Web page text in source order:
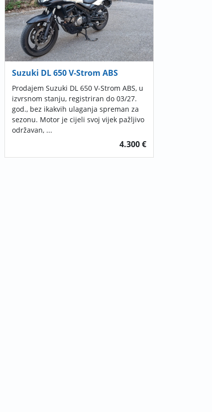
Suzuki DL 650 V-Strom ABS
Prodajem Suzuki DL 650 V-Strom ABS, u
izvrsnom stanju, registriran do 03/27.
god., bez ikakvih ulaganja spreman za
sezonu. Motor je cijeli svoj vijek pažljivo
održavan, ...
4.300 €